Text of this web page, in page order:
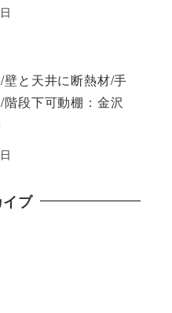
壁と天井に断熱材/手
段下可動棚：金沢
ブ